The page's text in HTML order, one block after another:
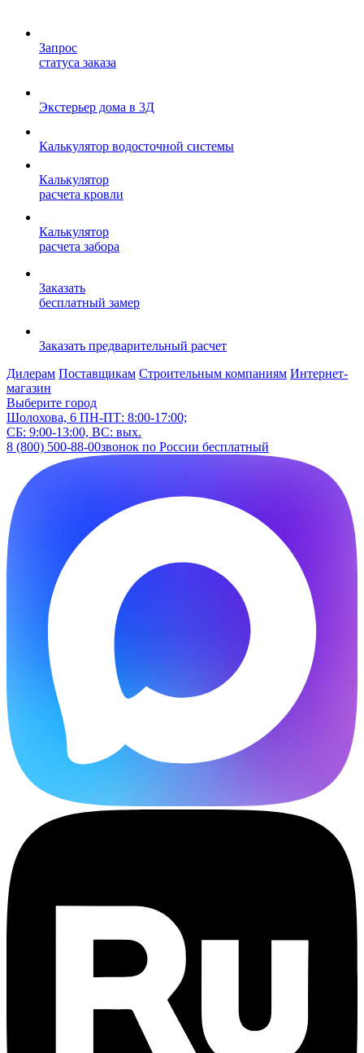
Запрос
статуса заказа
Экстерьер дома в 3Д
Калькулятор водосточной системы
Калькулятор
расчета кровли
Калькулятор
расчета забора
Заказать
бесплатный замер
Заказать предварительный расчет
Дилерам Поставщикам Строительным компаниям Интернет-
магазин
Выберите город
Шолохова, 6 ПН-ПТ: 8:00-17:00;
СБ: 9:00-13:00, ВС: вых.
8 (800) 500-88-00звонок по России бесплатный